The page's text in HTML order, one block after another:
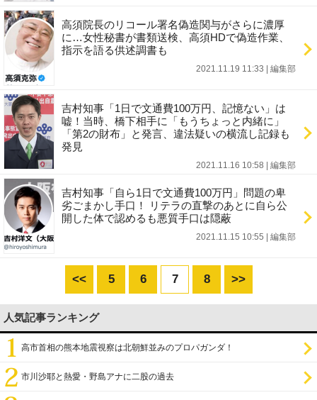
高須院長のリコール署名偽造関与がさらに濃厚
に…女性秘書が書類送検、高須HDで偽造作業、
指示を語る供述調書も
2021.11.19 11:33 編集部
吉村知事「1日で文通費100万円、記憶ない」は
嘘！当時、橋下相手に「もうちょっと内緒に」
「第2の財布」と発言、違法疑いの横流し記録も
発見
2021.11.16 10:58 編集部
吉村知事「自ら1日で文通費100万円」問題の卑
劣ごまかし手口！ リテラの直撃のあとに自ら公
開した体で認めるも悪質手口は隠蔽
2021.11.15 10:55 編集部
<< 5 6 7 8 >>
人気記事ランキング
高市首相の熊本地震視察は北朝鮮並みのプロパガンダ！
市川沙耶と熱愛・野島アナに二股の過去